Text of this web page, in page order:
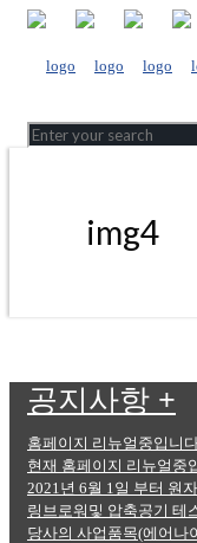
img4
공지사항 +
홈페이지 리뉴얼중입니
현재 홈페이지 리뉴얼중
2021년 6월 1일 부터 원
링브로워및 압축공기 테
당사의 사업품목(에어나